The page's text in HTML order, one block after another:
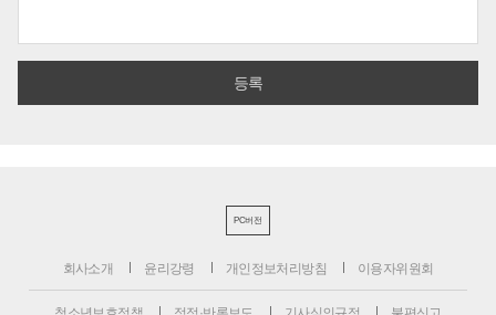
PC버전
회사소개 윤리강령 개인정보처리방침 이용자위원회